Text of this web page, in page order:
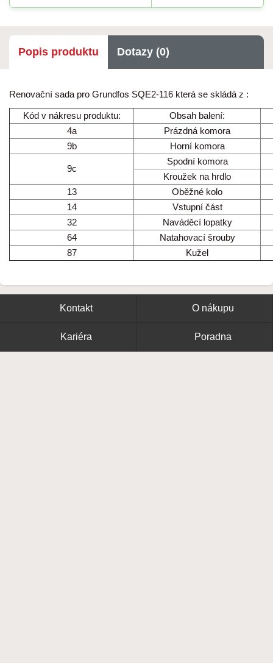
Popis produktu Dotazy (0)
Renovační sada pro Grundfos SQE2-116 která se skládá z :
Kód v nákresu produktu:
Obsah balení:
4a
Prázdná komora
9b
Horní komora
9c
Spodní komora
Kroužek na hrdlo
13
Oběžné kolo
14
Vstupní část
32
Naváděcí lopatky
64
Natahovací šrouby
87
Kužel
Kontakt O nákupu
Kariéra Poradna